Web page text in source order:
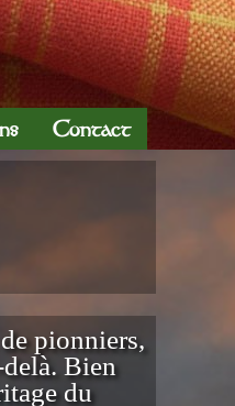
Contact
pionniers,
Bien
du